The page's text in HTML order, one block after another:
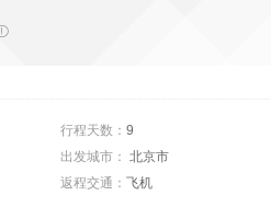
行程天数： 9
出发城市： 北京市
返程交通： 飞机